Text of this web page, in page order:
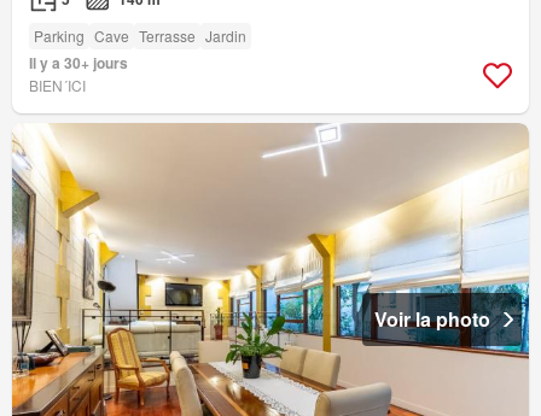
Parking Cave Terrasse Jardin
Il y a 30+ jours
BIEN´ICI
Voir la photo